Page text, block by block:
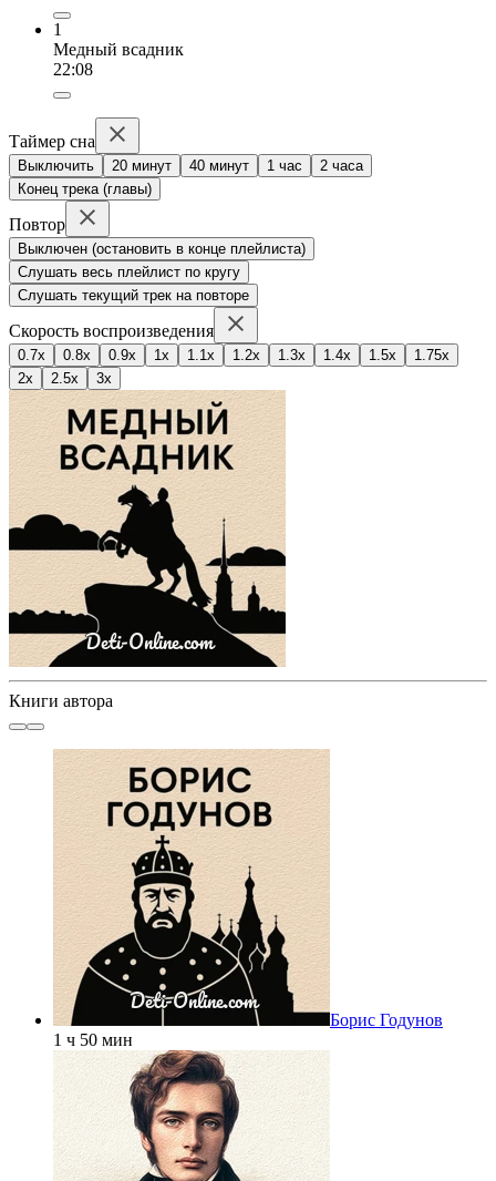
1
Медный всадник
22:08
Таймер сна
Выключить 20 минут 40 минут 1 час
2 часа
Конец трека (главы)
Повтор
Выключен (остановить в конце плейлиста)
Слушать весь плейлист по кругу
Слушать текущий трек на повторе
Скорость воспроизведения
0.7x 0.8x 0.9x 1x 1.1x 1.2x 1.3x 1.4x 1.5x
1.75x
2x
2.5x 3x
Книги автора
Борис Годунов
1 ч 50 мин